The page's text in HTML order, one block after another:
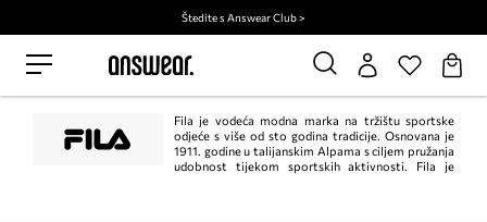
Štedite s Answear Club >
Fila je vodeća modna marka na tržištu sportske
odjeće s više od sto godina tradicije. Osnovana je
1911. godine u talijanskim Alpama s ciljem pružanja
udobnost tijekom sportskih aktivnosti. Fila je